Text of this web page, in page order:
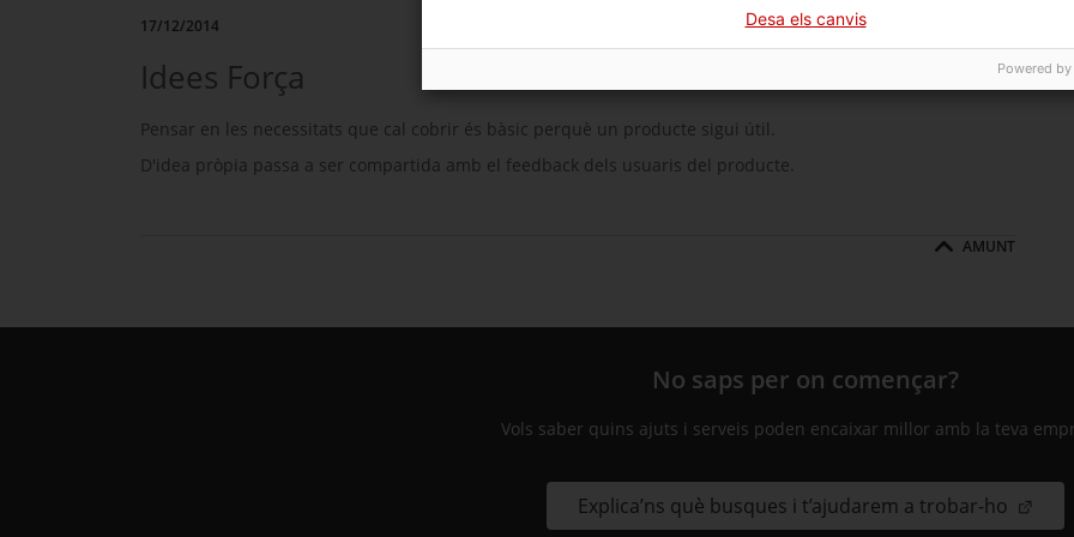
17/12/2014
Idees Força
Pensar en les necessitats que cal cobrir és bàsic perquè un producte sigui útil.
D'idea pròpia passa a ser compartida amb el feedback dels usuaris del producte.
AMUNT
No saps per on començar?
Vols saber quins ajuts i serveis poden encaixar millor amb la teva
Explica’ns què busques i t’ajudarem a trobar-ho
Desa els canvis
Powered by